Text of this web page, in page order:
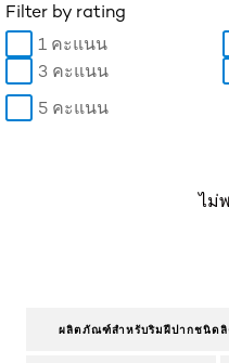
Filter by rating
1 คะแนน
3 คะแนน
5 คะแนน
ไม่
ผลิตภัณฑ์สำหรับริมฝีปากชนิด